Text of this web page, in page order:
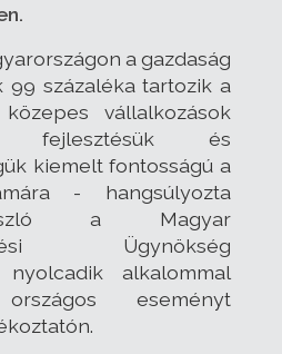
a gazdaság
99 százaléka tartozik a
vállalkozások
fejlesztésük és
kiemelt fontosságú a
- hangsúlyozta
a Magyar
Ügynökség
alkalommal
eseményt